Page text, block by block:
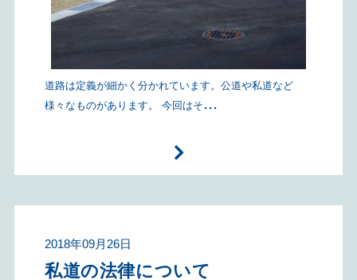
道路は定義が細かく分かれています。公道や私道など
様々なものがあります。 今回はそ ...
2018年09月26日
私道の法律について